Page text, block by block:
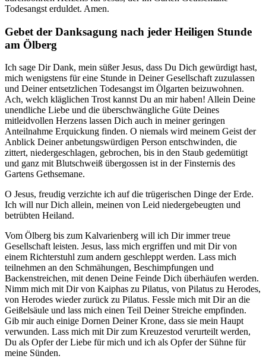
Todesangst erduldet. Amen.
Gebet der Danksagung nach jeder Heiligen Stunde
am Ölberg
Ich sage Dir Dank, mein süßer Jesus, dass Du Dich gewürdigt hast,
mich wenigstens für eine Stunde in Deiner Gesellschaft zuzulassen
und Deiner entsetzlichen Todesangst im Ölgarten beizuwohnen.
Ach, welch kläglichen Trost kannst Du an mir haben! Allein Deine
unendliche Liebe und die überschwängliche Güte Deines
mitleidvollen Herzens lassen Dich auch in meiner geringen
Anteilnahme Erquickung finden. O niemals wird meinem Geist der
Anblick Deiner anbetungswürdigen Person entschwinden, die
zittert, niedergeschlagen, gebrochen, bis in den Staub gedemütigt
und ganz mit Blutschweiß übergossen ist in der Finsternis des
Gartens Gethsemane.
O Jesus, freudig verzichte ich auf die trügerischen Dinge der Erde.
Ich will nur Dich allein, meinen von Leid niedergebeugten und
betrübten Heiland.
Vom Ölberg bis zum Kalvarienberg will ich Dir immer treue
Gesellschaft leisten. Jesus, lass mich ergriffen und mit Dir von
einem Richterstuhl zum andern geschleppt werden. Lass mich
teilnehmen an den Schmähungen, Beschimpfungen und
Backenstreichen, mit denen Deine Feinde Dich überhäufen werden.
Nimm mich mit Dir von Kaiphas zu Pilatus, von Pilatus zu Herodes,
von Herodes wieder zurück zu Pilatus. Fessle mich mit Dir an die
Geißelsäule und lass mich einen Teil Deiner Streiche empfinden.
Gib mir auch einige Dornen Deiner Krone, dass sie mein Haupt
verwunden. Lass mich mit Dir zum Kreuzestod verurteilt werden,
Du als Opfer der Liebe für mich und ich als Opfer der Sühne für
meine Sünden.